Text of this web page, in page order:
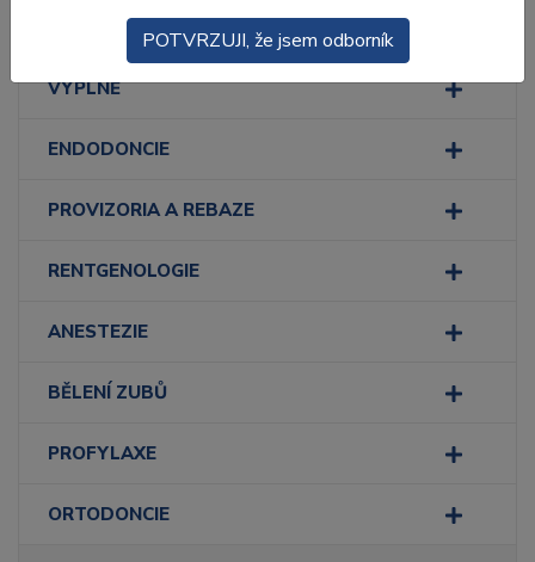
OTISKOVÁNÍ
VÝPLNĚ
ENDODONCIE
PROVIZORIA A REBAZE
RENTGENOLOGIE
ANESTEZIE
BĚLENÍ ZUBŮ
PROFYLAXE
ORTODONCIE
POTVRZUJI, že jsem odborník